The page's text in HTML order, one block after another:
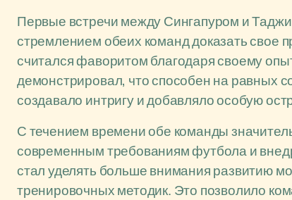
Первые встречи между Сингапуром и
стремлением обеих команд доказать свое
считался фаворитом благодаря своему
демонстрировал, что способен на равных
создавало интригу и добавляло особую
С течением времени обе команды
современным требованиям футбола и
стал уделять больше внимания развитию
тренировочных методик. Это позволило